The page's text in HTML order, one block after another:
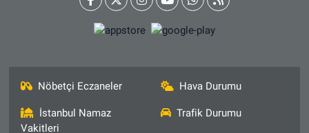
Nöbetçi Eczaneler Hava Durumu
İstanbul Namaz
Vakitleri
Trafik Durumu